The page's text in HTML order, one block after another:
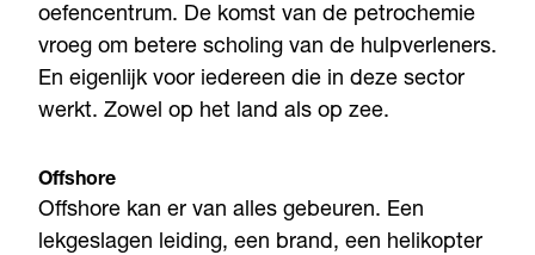
oefencentrum. De komst van de petrochemie
vroeg om betere scholing van de hulpverleners.
En eigenlijk voor iedereen die in deze sector
werkt. Zowel op het land als op zee.
Offshore
Offshore kan er van alles gebeuren. Een
lekgeslagen leiding, een brand, een helikopter